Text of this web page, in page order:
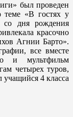
был проведен
теме «В гостях у
со дня рождения
красочно
Агнии Барто».
все вместе
и мультфильм
четырех туров,
4 класса